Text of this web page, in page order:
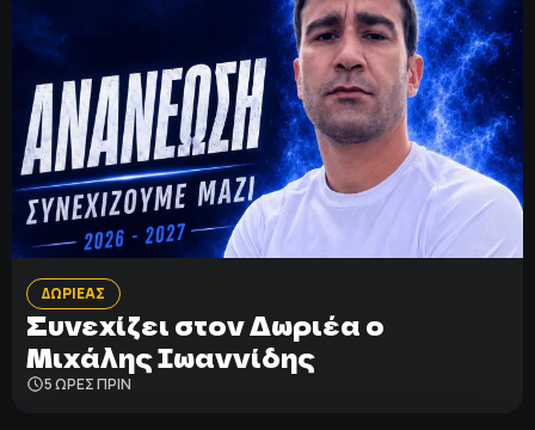
ΔΩΡΙΕΑΣ
Συνεχίζει στον Δωριέα ο
Μιχάλης Ιωαννίδης
5 ΩΡΕΣ ΠΡΙΝ